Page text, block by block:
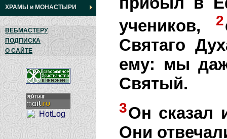
ХРАМЫ и МОНАСТЫРИ
ВЕБМАСТЕРУ
ПОДПИСКА
О САЙТЕ
учеников,
2
Святаго
ему: мы
Святый.
3Он сказал
Они